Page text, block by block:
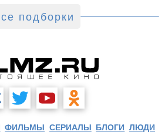
подборки
ФИЛЬМЫ СЕРИАЛЫ БЛОГИ ЛЮДИ